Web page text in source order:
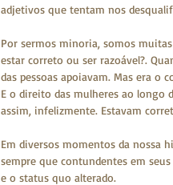
adjetivos que tentam nos
Por sermos minoria, somos
estar correto ou ser razoável?.
das pessoas apoiavam. Mas era o
E o direito das mulheres ao longo
assim, infelizmente. Estavam
Em diversos momentos da nossa
sempre que contundentes em
e o status quo alterado.